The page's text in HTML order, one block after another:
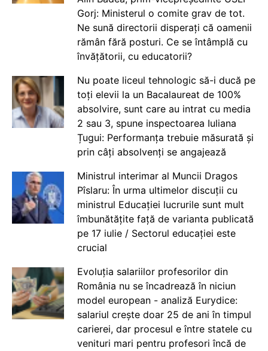
Gorj: Ministerul o comite grav de tot.
Ne sună directorii disperați că oamenii
rămân fără posturi. Ce se întâmplă cu
învățătorii, cu educatorii?
Nu poate liceul tehnologic să-i ducă pe
toți elevii la un Bacalaureat de 100%
absolvire, sunt care au intrat cu media
2 sau 3, spune inspectoarea Iuliana
Țugui: Performanța trebuie măsurată și
prin câți absolvenți se angajează
Ministrul interimar al Muncii Dragos
Pîslaru: În urma ultimelor discuții cu
ministrul Educației lucrurile sunt mult
îmbunătățite față de varianta publicată
pe 17 iulie / Sectorul educației este
crucial
Evoluția salariilor profesorilor din
România nu se încadrează în niciun
model european - analiză Eurydice:
salariul crește doar 25 de ani în timpul
carierei, dar procesul e între statele cu
venituri mari pentru profesori încă de